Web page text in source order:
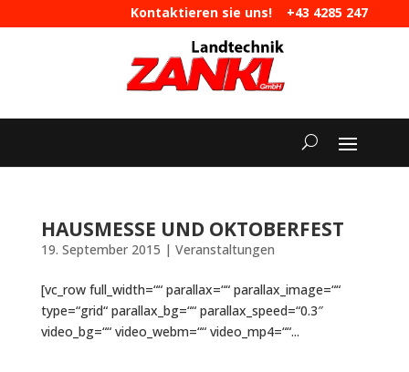
Kontaktieren sie uns! +43 4285 247
|maschinen@landtechnik-zankl.at
HAUSMESSE UND OKTOBERFEST
19. September 2015 | Veranstaltungen
[vc_row full_width=““ parallax=““ parallax_image=““
type=“grid“ parallax_bg=““ parallax_speed=“0.3″
video_bg=““ video_webm=““ video_mp4=““...